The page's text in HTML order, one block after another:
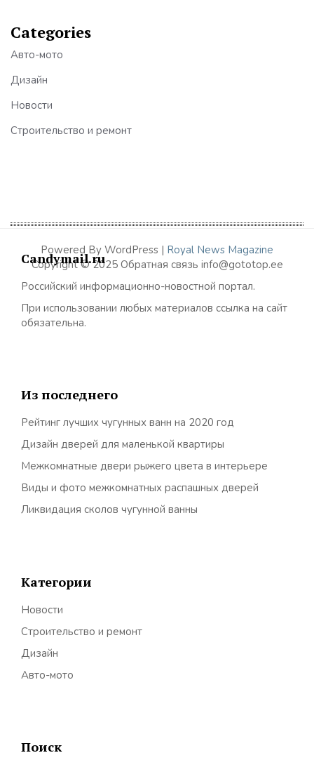
Categories
Авто-мото
Дизайн
Новости
Строительство и ремонт
Candymail.ru
Российский информационно-новостной портал.
При использовании любых материалов ссылка на сайт
обязательна.
Из последнего
Рейтинг лучших чугунных ванн на 2020 год
Дизайн дверей для маленькой квартиры
Межкомнатные двери рыжего цвета в интерьере
Виды и фото межкомнатных распашных дверей
Ликвидация сколов чугунной ванны
Категории
Новости
Строительство и ремонт
Дизайн
Авто-мото
Поиск
Powered By WordPress | Royal News Magazine
Copyright © 2025 Обратная связь info@gototop.ee